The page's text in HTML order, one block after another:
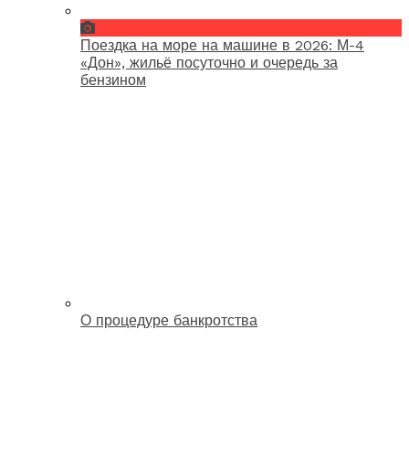
Поездка на море на машине в 2026: М-4
«Дон», жильё посуточно и очередь за
бензином
О процедуре банкротства